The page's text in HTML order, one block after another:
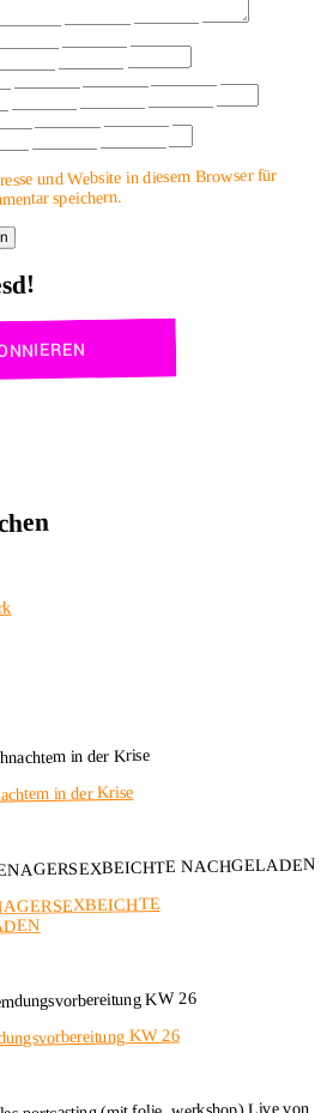
und Website in diesem Browser für
speichern.
in der Krise
KW 26